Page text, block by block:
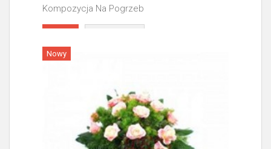
Kompozycja Na Pogrzeb
Nowy